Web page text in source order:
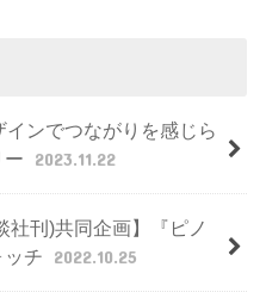
ンでつながりを感じら
ー
2023.11.22
社刊)共同企画】『ピノ
チ
2022.10.25